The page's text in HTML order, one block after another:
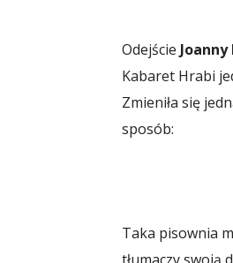
Odejście
Kabaret Hrabi
Zmieniła się
sposób:
Taka pisownia